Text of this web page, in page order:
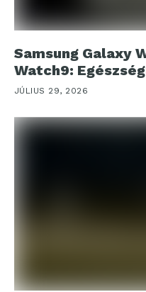
Samsung Galaxy
Watch9:
JÚLIUS 29, 2026